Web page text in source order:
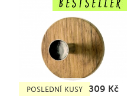
POSLEDNÍ KUSY 309 Kč